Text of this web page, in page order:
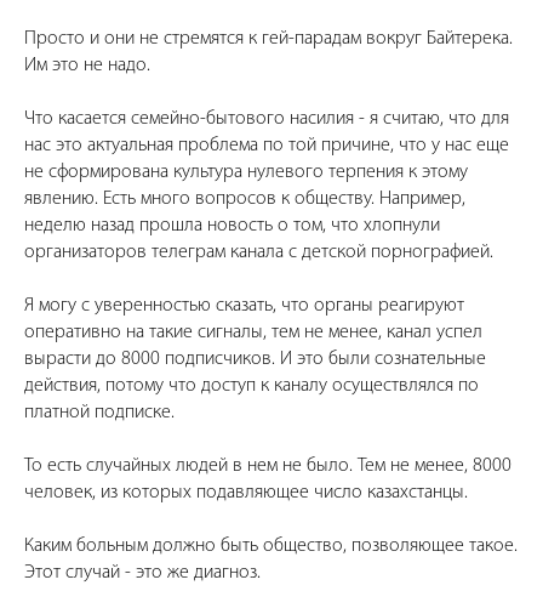
Просто и они не стремятся к гей-парадам вокруг Байтерека.
Им это не надо.
Что касается семейно-бытового насилия - я считаю, что для
нас это актуальная проблема по той причине, что у нас еще
не сформирована культура нулевого терпения к этому
явлению. Есть много вопросов к обществу. Например,
неделю назад прошла новость о том, что хлопнули
организаторов телеграм канала с детской порнографией.
Я могу с уверенностью сказать, что органы реагируют
оперативно на такие сигналы, тем не менее, канал успел
вырасти до 8000 подписчиков. И это были сознательные
действия, потому что доступ к каналу осуществлялся по
платной подписке.
То есть случайных людей в нем не было. Тем не менее, 8000
человек, из которых подавляющее число казахстанцы.
Каким больным должно быть общество, позволяющее такое.
Этот случай - это же диагноз.